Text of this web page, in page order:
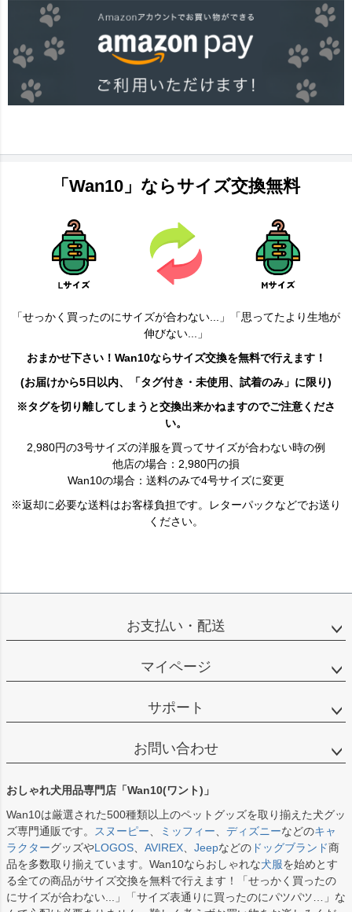
「Wan10」ならサイズ交換無料
「せっかく買ったのにサイズが合わない...」「思ってたより生地が
伸びない...」
おまかせ下さい！Wan10ならサイズ交換を無料で行えます！
(お届けから5日以内、「タグ付き・未使用、試着のみ」に限り)
※タグを切り離してしまうと交換出来かねますのでご注意くださ
い。
2,980円の3号サイズの洋服を買ってサイズが合わない時の例
他店の場合：2,980円の損
Wan10の場合：送料のみで4号サイズに変更
※返却に必要な送料はお客様負担です。レターパックなどでお送り
ください。
お支払い・配送
マイページ
サポート
お問い合わせ
おしゃれ犬用品専門店「Wan10(ワント)」
Wan10は厳選された500種類以上のペットグッズを取り揃えた犬グッ
ズ専門通販です。
スヌーピー ミッフィー ディズニーなどのキャ
ラクターグッズやLOGOS AVIREX Jeepなどの ドッグブランド商
品を多数取り揃えています。Wan10ならおしゃれな犬服を始めとす
る全ての商品がサイズ交換を無料で行えます！「せっかく買ったの
にサイズが合わない...」「サイズ表通りに買ったのにパツパツ…」な